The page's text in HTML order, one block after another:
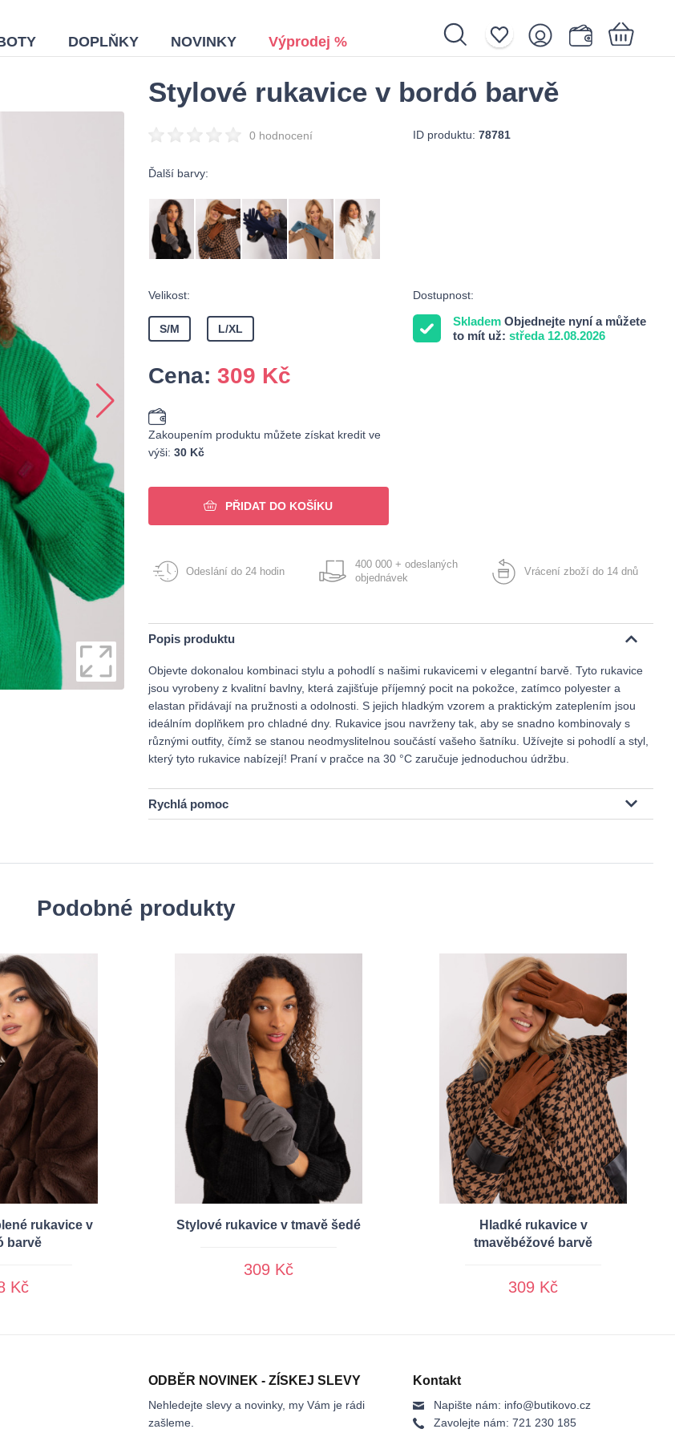
DOPLŇKY NOVINKY Výprodej %
Nákupní košík je prázdný.
Stylové rukavice v bordó barvě
0 hodnocení ID produktu: 78781
Dostupnost:
Skladem Objednejte nyní a můžete
to mít už: středa 12.08.2026
Ďalší barvy:
Velikost:
S/M L/XL
Cena: 309 Kč
Zakoupením produktu můžete získat kredit ve
výši: 30 Kč
PŘIDAT DO KOŠÍKU
Odeslání do 24 hodin
400 000 + odeslaných
objednávek
Vrácení zboží do 14 dnů
Popis produktu
Objevte dokonalou kombinaci stylu a pohodlí s našimi rukavicemi v elegantní barvě. Tyto rukavice
jsou vyrobeny z kvalitní bavlny, která zajišťuje příjemný pocit na pokožce, zatímco polyester a
elastan přidávají na pružnosti a odolnosti. S jejich hladkým vzorem a praktickým zateplením jsou
ideálním doplňkem pro chladné dny. Rukavice jsou navrženy tak, aby se snadno kombinovaly s
různými outfity, čímž se stanou neodmyslitelnou součástí vašeho šatníku. Užívejte si pohodlí a styl,
který tyto rukavice nabízejí! Praní v pračce na 30 °C zaručuje jednoduchou údržbu.
Rychlá pomoc
Podobné produkty
rukavice v
barvě
Kč
Stylové rukavice v tmavě šedé
309 Kč
Hladké rukavice v
tmavěbéžové barvě
309 Kč
ODBĚR NOVINEK - ZÍSKEJ SLEVY
Nehledejte slevy a novinky, my Vám je rádi
zašleme.
Kontakt
Napište nám: info@butikovo.cz
Zavolejte nám: 721 230 185